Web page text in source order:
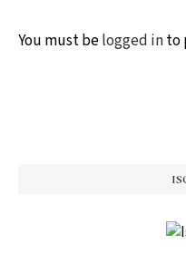
You must belogged into